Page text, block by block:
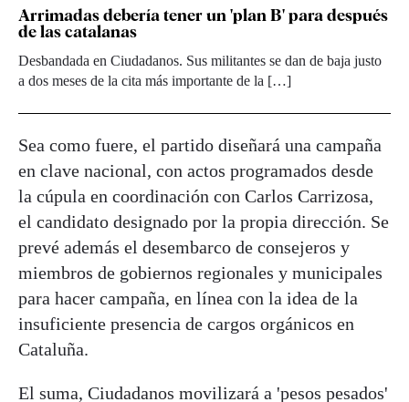
Arrimadas debería tener un 'plan B' para después
de las catalanas
Desbandada en Ciudadanos. Sus militantes se dan de baja justo
a dos meses de la cita más importante de la […]
Sea como fuere, el partido diseñará una campaña
en clave nacional, con actos programados desde
la cúpula en coordinación con Carlos Carrizosa,
el candidato designado por la propia dirección. Se
prevé además el desembarco de consejeros y
miembros de gobiernos regionales y municipales
para hacer campaña, en línea con la idea de la
insuficiente presencia de cargos orgánicos en
Cataluña.
El suma, Ciudadanos movilizará a 'pesos pesados'